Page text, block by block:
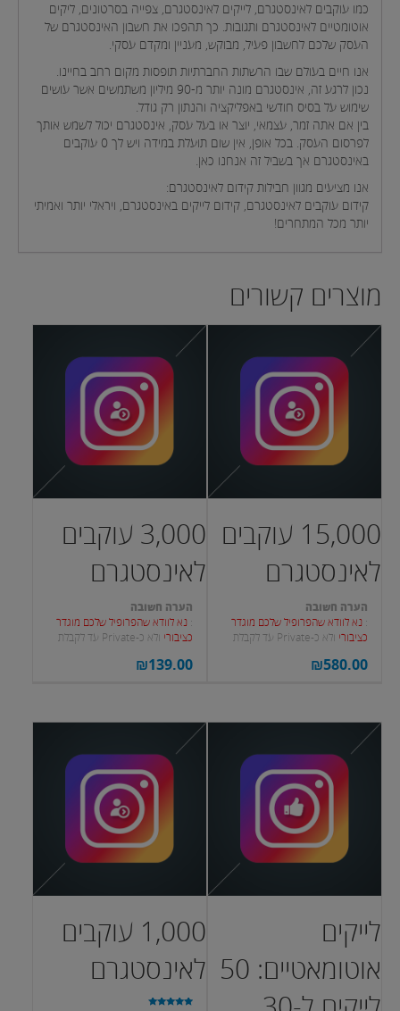
כמו עוקבים לאינסטגרם, לייקים לאינסטגרם, צפייה בסרטונים, ליקים
אוטומטיים לאינסטגרם ותגובות. כך תהפכו את חשבון האינסטגרם של
העסק שלכם לחשבון פעיל, מבוקש, מעניין ומקדם עסקי.
אנו חיים בעולם שבו הרשתות החברתיות תופסות מקום רחב בחיינו.
נכון לרגע זה, אינסטגרם מונה יותר מ-90 מיליון משתמשים אשר עושים
שימוש על בסיס חודשי באפליקציה והנתון רק גודל.
בין אם אתה זמר, עצמאי, יוצר או בעל עסק, אינסטגרם יכול לשמש אותך
לפרסום העסק. בכל אופן, אין שום תועלת במידה ויש לך 0 עוקבים
באינסטגרם אך בשביל זה אנחנו כאן.
אנו מציעים מגוון חבילות קידום לאינסטגרם:
קידום עוקבים לאינסטגרם, קידום לייקים באינסטגרם, ויראלי יותר ואמיתי
יותר מכל המתחרים!
מוצרים קשורים
15,000 עוקבים
לאינסטגרם
הערה חשובה
: נא לוודא שהפרופיל שלכם מוגדר
כציבורי
ולא כ-Private עד לקבלת
₪580.00
3,000 עוקבים
לאינסטגרם
הערה חשובה
: נא לוודא שהפרופיל שלכם מוגדר
כציבורי
ולא כ-Private עד לקבלת
₪139.00
לייקים
אוטומאטיים: 50
1,000 עוקבים
לאינסטגרם